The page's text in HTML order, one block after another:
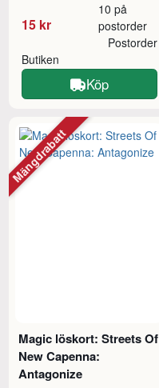
15 kr
10 på
postorder
Butiken
Postorder
Köp
Magic löskort: Streets Of
New Capenna:
Antagonize
Mängdrabatt